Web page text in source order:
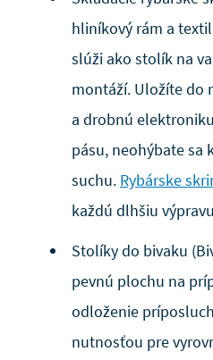
hliníkový rám a
slúži ako stolík na
montáží. Uložíte do
a drobnú
pásu, neohýbate sa
suchu. Rybárske
každú dlhšiu
Stolíky do bivaku
pevnú plochu na
odloženie
nutnosťou pre